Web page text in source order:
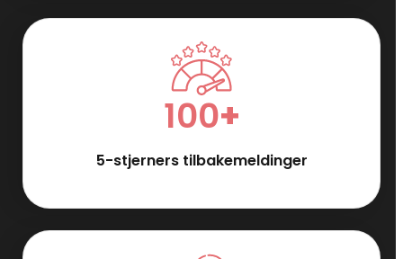
100+
5-stjerners tilbakemeldinger